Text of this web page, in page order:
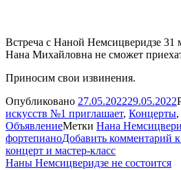
Встреча с Наной Немсицверидзе 31
Нана Михайловна не сможет
Приносим свои извинения.
Опубликовано 27.05.202229.05.2022
искусств №1 приглашает, Концерты,
ОбъявлениеМетки Нана
фортепианоДобавить комментарий
концерт и мастер-класс
Наны Немсицверидзе не состоится